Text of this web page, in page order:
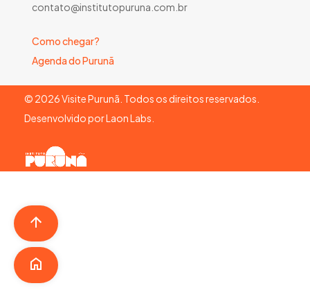
contato@institutopuruna.com.br
Como chegar?
Agenda do Purunã
© 2026Visite Purunã. Todos os direitos reservados.
Desenvolvido porLaon Labs